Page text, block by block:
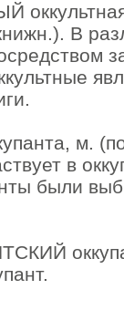
В
м.
в
были